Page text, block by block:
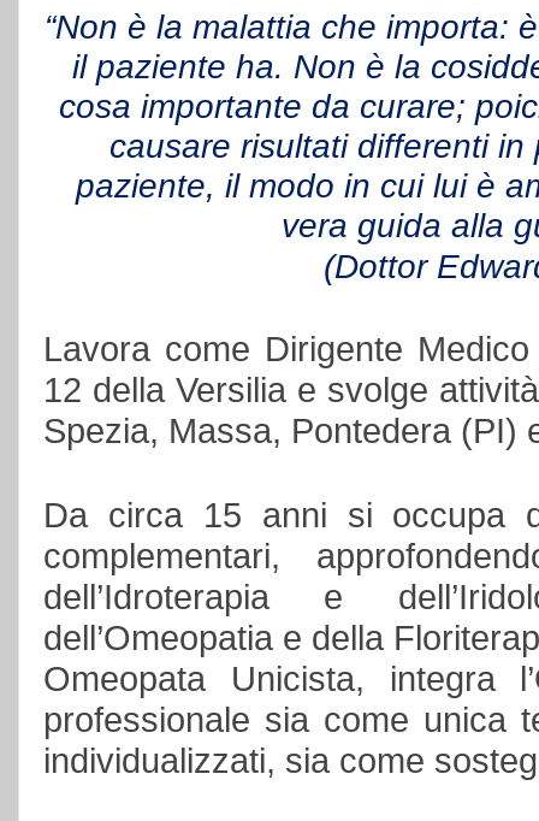
“Non è la malattia che importa:
il paziente ha. Non è la
cosa importante da curare;
causare risultati differenti
paziente, il modo in cui lui è
vera guida alla
(Dottor
Lavora come Dirigente Medico
12 della Versilia e svolge
Spezia, Massa, Pontedera (PI)
Da circa 15 anni si occupa
complementari,
dell’Idroterapia e
dell’Omeopatia e della
Omeopata Unicista, integra
professionale sia come unica
individualizzati, sia come